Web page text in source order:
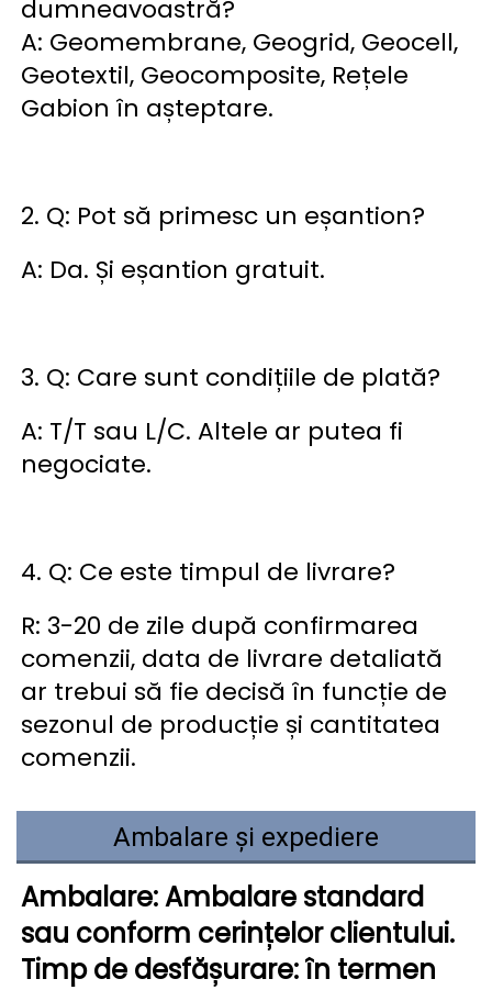
dumneavoastră?
A: Geomembrane, Geogrid, Geocell,
Geotextil, Geocomposite, Rețele
Gabion în așteptare.
2. Q: Pot să primesc un eșantion?
A: Da. Și eșantion gratuit.
3. Q: Care sunt condițiile de plată?
A: T/T sau L/C. Altele ar putea fi
negociate.
4. Q: Ce este timpul de livrare?
R: 3-20 de zile după confirmarea
comenzii, data de livrare detaliată
ar trebui să fie decisă în funcție de
sezonul de producție și cantitatea
comenzii.
Ambalare și expediere
Ambalare: Ambalare standard
sau conform cerințelor clientului.
Timp de desfășurare: în termen